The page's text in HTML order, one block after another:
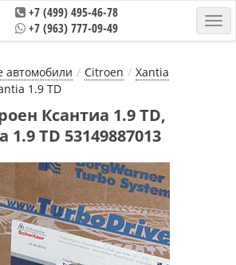
+7 (499) 495-46-78
+7 (963) 777-09-49
автомобили Citroen
Xantia
1.9 TD
Ксантиа 1.9 TD,
TD 53149887013